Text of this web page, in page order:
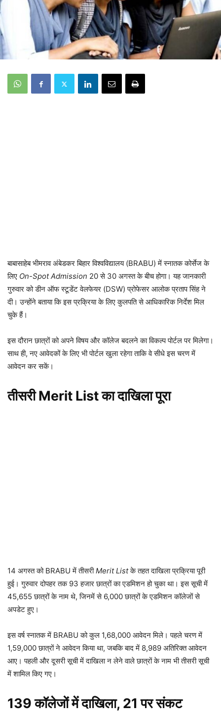
बाबासाहेब भीमराव अंबेडकर बिहार विश्वविद्यालय (BRABU) में स्नातक कोर्सेज के
लिए On-Spot Admission 20 से 30 अगस्त के बीच होगा। यह जानकारी
गुरुवार को डीन ऑफ स्टूडेंट वेलफेयर (DSW) प्रोफेसर आलोक प्रताप सिंह ने
दी। उन्होंने बताया कि इस प्रक्रिया के लिए कुलपति से आधिकारिक निर्देश मिल
चुके हैं।
इस दौरान छात्रों को अपने विषय और कॉलेज बदलने का विकल्प पोर्टल पर मिलेगा।
साथ ही, नए आवेदकों के लिए भी पोर्टल खुला रहेगा ताकि वे सीधे इस चरण में
आवेदन कर सकें।
तीसरी Merit List का दाखिला पूरा
14 अगस्त को BRABU में तीसरीMerit Listके तहत दाखिला प्रक्रिया पूरी
हुई। गुरुवार दोपहर तक 93 हजार छात्रों का एडमिशन हो चुका था। इस सूची में
45,655 छात्रों के नाम थे, जिनमें से 6,000 छात्रों के एडमिशन कॉलेजों से
अपडेट हुए।
इस वर्ष स्नातक में BRABU को कुल 1,68,000 आवेदन मिले। पहले चरण में
1,59,000 छात्रों ने आवेदन किया था, जबकि बाद में 8,989 अतिरिक्त आवेदन
आए। पहली और दूसरी सूची में दाखिला न लेने वाले छात्रों के नाम भी तीसरी सूची
में शामिल किए गए।
139 कॉलेजों में दाखिला, 21 पर संकट